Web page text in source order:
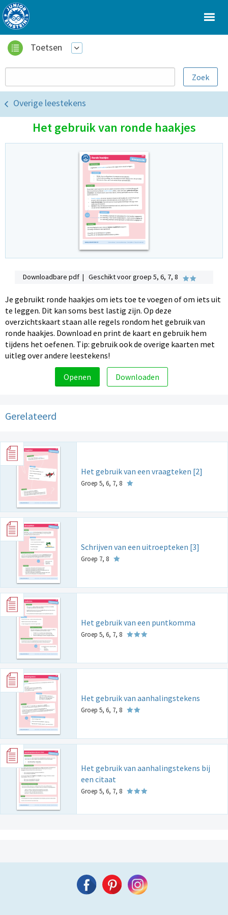
Toetsen
Overige leestekens
Het gebruik van ronde haakjes
Downloadbare pdf | Geschikt voor groep 5, 6, 7, 8
Je gebruikt ronde haakjes om iets toe te voegen of om iets uit
te leggen. Dit kan soms best lastig zijn. Op deze
overzichtskaart staan alle regels rondom het gebruik van
ronde haakjes. Download en print de kaart en gebruik hem
tijdens het oefenen. Tip: gebruik ook de overige kaarten met
uitleg over andere leestekens!
Openen Downloaden
Gerelateerd
Het gebruik van een vraagteken [2]
Groep 5, 6, 7, 8
Schrijven van een uitroepteken [3]
Groep 7, 8
Het gebruik van een puntkomma
Groep 5, 6, 7, 8
Het gebruik van aanhalingstekens
Groep 5, 6, 7, 8
Het gebruik van aanhalingstekens bij
een citaat
Groep 5, 6, 7, 8